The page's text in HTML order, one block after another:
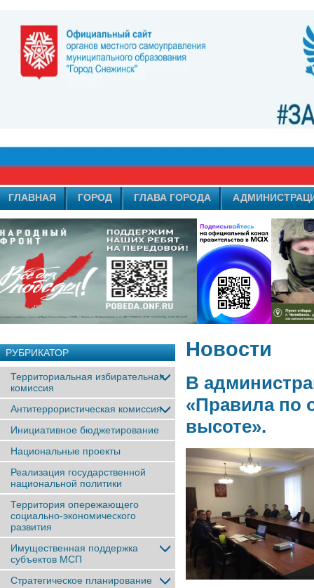
ГЛАВНАЯ ГОРОД ГЛАВА ГОРОДА
РУБРИКАТОР
Территориальная избирательная
комиссия
Антитеррористическая комиссия
Инициативное бюджетирование
Национальные проекты
Реализация государственной
национальной политики
Территория опережающего
социально-экономического
развития
Имущественная поддержка
субъектов МСП
Стратегическое планирование
Новости
В
«Правила по
высоте».